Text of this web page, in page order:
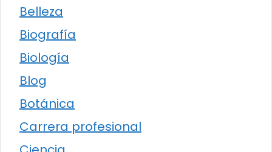
Belleza
Biografía
Biología
Blog
Botánica
Carrera profesional